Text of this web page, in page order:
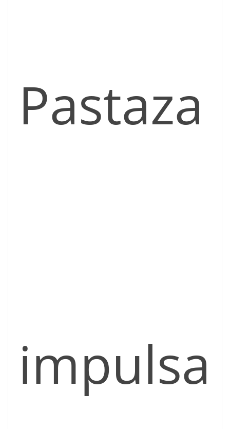
Pastaza
impulsa